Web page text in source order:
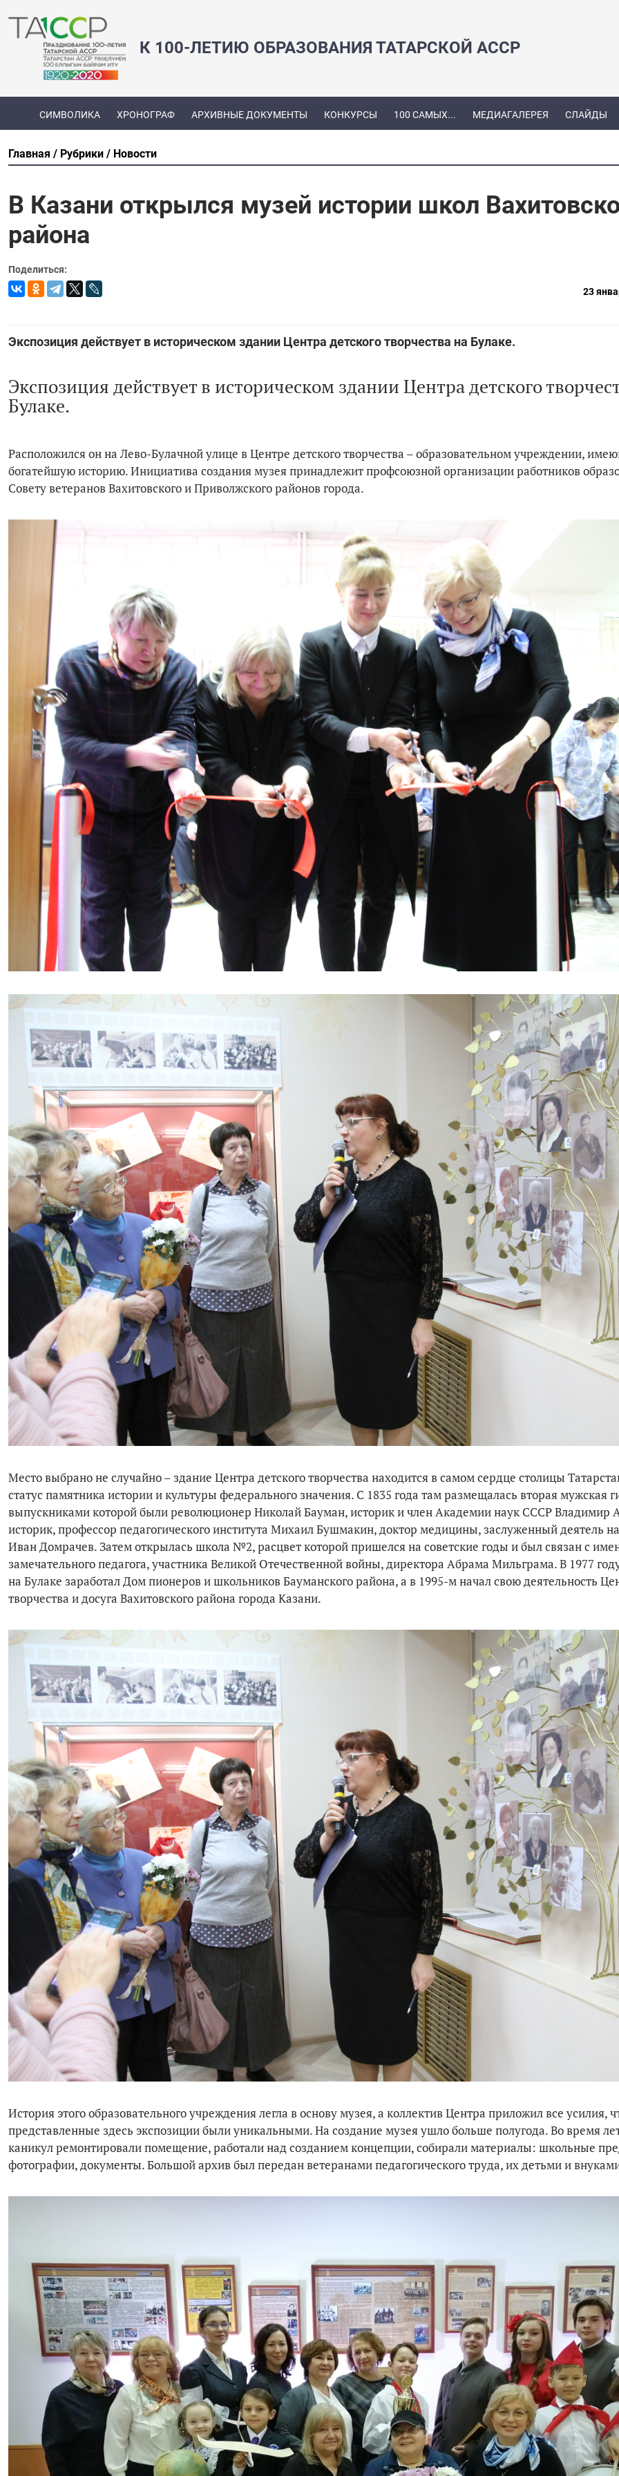
К 100-ЛЕТИЮ ОБРАЗОВАНИЯ ТАТАРСКОЙ АССР
СИМВОЛИКА ХРОНОГРАФ АРХИВНЫЕ ДОКУМЕНТЫ КОНКУРСЫ 100 САМЫХ... МЕДИАГАЛЕРЕЯ СЛАЙДЫ
Главная Рубрики Новости
В Казани открылся музей истории школ
района
Поделиться:
23
Экспозиция действует в историческом здании Центра детского творчества на Булаке.
Экспозиция действует в историческом здании Центра детского
Булаке.
Расположился он на Лево-Булачной улице в Центре детского творчества – образовательном учреждении,
богатейшую историю. Инициатива создания музея принадлежит профсоюзной организации работников
Совету ветеранов Вахитовского и Приволжского районов города.
Место выбрано не случайно – здание Центра детского творчества находится в самом сердце столицы
статус памятника истории и культуры федерального значения. С 1835 года там размещалась вторая мужская
выпускниками которой были революционер Николай Бауман, историк и член Академии наук СССР Владимир
историк, профессор педагогического института Михаил Бушмакин, доктор медицины, заслуженный деятель
Иван Домрачев. Затем открылась школа №2, расцвет которой пришелся на советские годы и был связан с
замечательного педагога, участника Великой Отечественной войны, директора Абрама Мильграма. В 1977
на Булаке заработал Дом пионеров и школьников Бауманского района, а в 1995-м начал свою деятельность
творчества и досуга Вахитовского района города Казани.
История этого образовательного учреждения легла в основу музея, а коллектив Центра приложил все усилия,
представленные здесь экспозиции были уникальными. На создание музея ушло больше полугода. Во время
каникул ремонтировали помещение, работали над созданием концепции, собирали материалы: школьные
фотографии, документы. Большой архив был передан ветеранами педагогического труда, их детьми и